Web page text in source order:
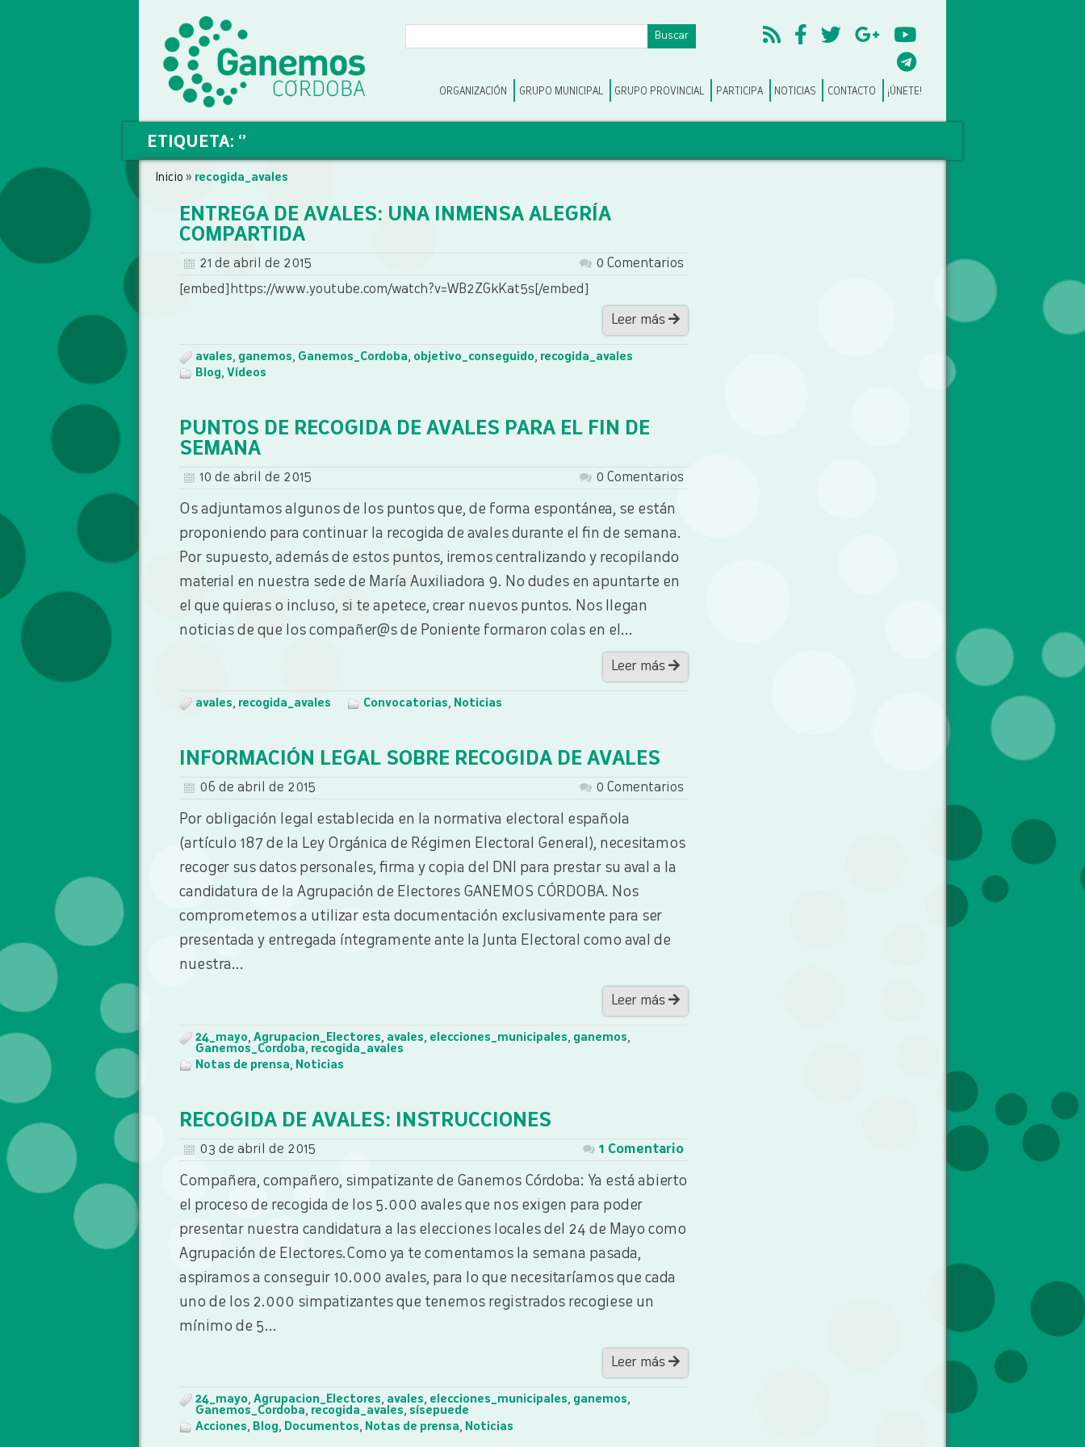
ORGANIZACIÓN GRUPO MUNICIPAL GRUPO PROVINCIAL PARTICIPA NOTICIAS CONTACTO ¡ÚNETE!
ETIQUETA: ‘’
Inicio » recogida_avales
ENTREGA DE AVALES: UNA INMENSA ALEGRÍA
COMPARTIDA
21 de abril de 2015
0 Comentarios
[embed]https://www.youtube.com/watch?v=WB2ZGkKat5s[/embed]
Leer más
avales, ganemos, Ganemos_Cordoba, objetivo_conseguido, recogida_avales
Blog, Vídeos
PUNTOS DE RECOGIDA DE AVALES PARA EL FIN DE
SEMANA
10 de abril de 2015 0 Comentarios
Os adjuntamos algunos de los puntos que, de forma espontánea, se están
proponiendo para continuar la recogida de avales durante el fin de semana.
Por supuesto, además de estos puntos, iremos centralizando y recopilando
material en nuestra sede de María Auxiliadora 9. No dudes en apuntarte en
el que quieras o incluso, si te apetece, crear nuevos puntos. Nos llegan
noticias de que los compañer@s de Poniente formaron colas en el...
Leer más
avales, recogida_avales Convocatorias, Noticias
INFORMACIÓN LEGAL SOBRE RECOGIDA DE AVALES
06 de abril de 2015 0 Comentarios
Por obligación legal establecida en la normativa electoral española
(artículo 187 de la Ley Orgánica de Régimen Electoral General), necesitamos
recoger sus datos personales, firma y copia del DNI para prestar su aval a la
candidatura de la Agrupación de Electores GANEMOS CÓRDOBA. Nos
comprometemos a utilizar esta documentación exclusivamente para ser
presentada y entregada íntegramente ante la Junta Electoral como aval de
nuestra...
Leer más
24_mayo, Agrupacion_Electores, avales, elecciones_municipales, ganemos,
Ganemos_Cordoba, recogida_avales
Notas de prensa, Noticias
RECOGIDA DE AVALES: INSTRUCCIONES
03 de abril de 2015 1 Comentario
Compañera, compañero, simpatizante de Ganemos Córdoba: Ya está abierto
el proceso de recogida de los 5.000 avales que nos exigen para poder
presentar nuestra candidatura a las elecciones locales del 24 de Mayo como
Agrupación de Electores.Como ya te comentamos la semana pasada,
aspiramos a conseguir 10.000 avales, para lo que necesitaríamos que cada
uno de los 2.000 simpatizantes que tenemos registrados recogiese un
mínimo de 5...
Leer más
24_mayo, Agrupacion_Electores, avales, elecciones_municipales, ganemos,
Ganemos_Cordoba, recogida_avales, sísepuede
Acciones, Blog, Documentos, Notas de prensa, Noticias